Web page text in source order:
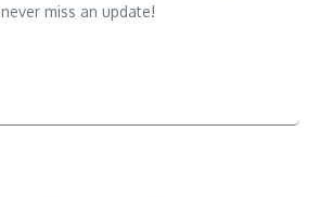
never miss an update!